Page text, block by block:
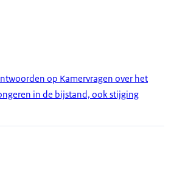
op Kamervragen over het
in de bijstand, ook stijging